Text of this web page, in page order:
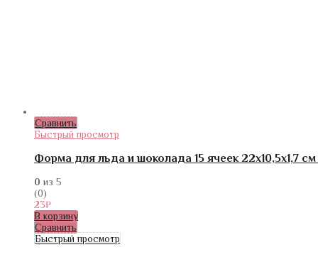
Сравнить
Быстрый просмотр
Форма для льда и шоколада 15 ячеек 22х10,5х1,7
0 из 5
(0)
23₽
В корзину
Сравнить
Быстрый просмотр